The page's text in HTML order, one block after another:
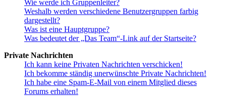
Wie werde ich Gruppenleiter?
Weshalb werden verschiedene Benutzergruppen farbig
dargestellt?
Was ist eine Hauptgruppe?
Was bedeutet der „Das Team“-Link auf der Startseite?
Private Nachrichten
Ich kann keine Privaten Nachrichten verschicken!
Ich bekomme ständig unerwünschte Private Nachrichten!
Ich habe eine Spam-E-Mail von einem Mitglied dieses
Forums erhalten!